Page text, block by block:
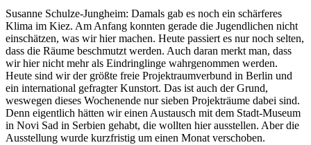
Susanne Schulze-Jungheim: Damals gab es noch ein schärferes
Klima im Kiez. Am Anfang konnten gerade die Jugendlichen nicht
einschätzen, was wir hier machen. Heute passiert es nur noch selten,
dass die Räume beschmutzt werden. Auch daran merkt man, dass
wir hier nicht mehr als Eindringlinge wahrgenommen werden.
Heute sind wir der größte freie Projektraumverbund in Berlin und
ein international gefragter Kunstort. Das ist auch der Grund,
weswegen dieses Wochenende nur sieben Projekträume dabei sind.
Denn eigentlich hätten wir einen Austausch mit dem Stadt-Museum
in Novi Sad in Serbien gehabt, die wollten hier ausstellen. Aber die
Ausstellung wurde kurzfristig um einen Monat verschoben.